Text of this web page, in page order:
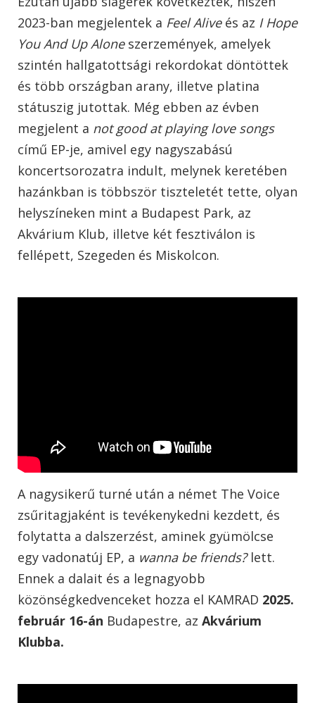
2023-ban megjelentek a Feel Aliveés az I Hope
You And Up Aloneszerzemények, amelyek
szintén hallgatottsági rekordokat döntöttek
és több országban arany, illetve platina
státuszig jutottak. Még ebben az évben
megjelent a not good at playing love songs
című EP-je, amivel egy nagyszabású
koncertsorozatra indult, melynek keretében
hazánkban is többször tiszteletét tette, olyan
helyszíneken mint a Budapest Park, az
Akvárium Klub, illetve két fesztiválon is
fellépett, Szegeden és Miskolcon.
A nagysikerű turné után a német The Voice
zsűritagjaként is tevékenykedni kezdett, és
folytatta a dalszerzést, aminek gyümölcse
egy vadonatúj EP, a wanna be friends?lett.
Ennek a dalait és a legnagyobb
közönségkedvenceket hozza el KAMRAD 2025.
február 16-án Budapestre, az Akvárium
Klubba.